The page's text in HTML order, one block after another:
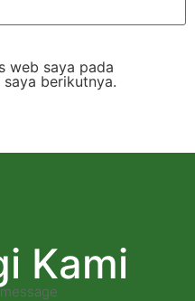
web saya pada
berikutnya.
Kami